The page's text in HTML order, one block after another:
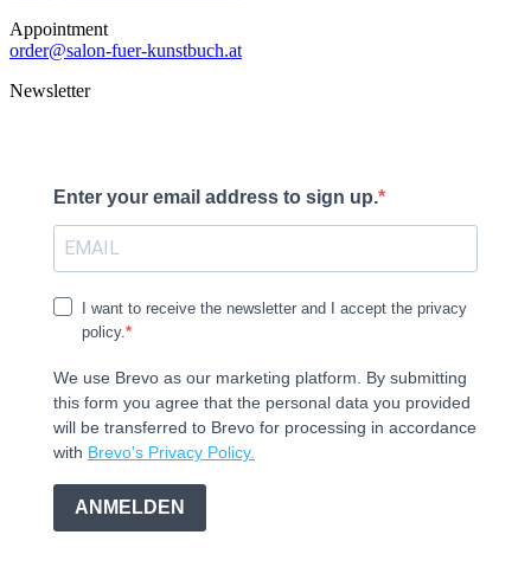
Appointment
order@salon-fuer-kunstbuch.at
Newsletter
Enter your email address to sign up.
I want to receive the newsletter and I accept the privacy
policy.
We use Brevo as our marketing platform. By submitting
this form you agree that the personal data you provided
will be transferred to Brevo for processing in accordance
with Brevo's Privacy Policy.
ANMELDEN